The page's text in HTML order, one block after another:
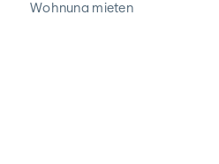
Wohnung mieten